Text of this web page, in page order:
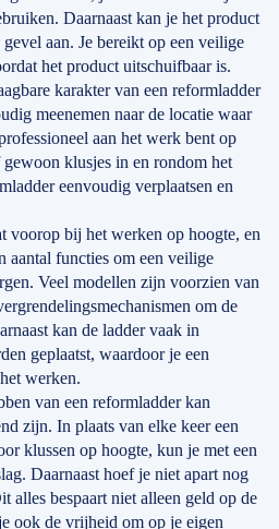
Daarnaast kan je het product
aan. Je bereikt op een veilige
het product uitschuifbaar is.
karakter van een reformladder
meenemen naar de locatie waar
aan het werk bent op
klusjes in en rondom het
eenvoudig verplaatsen en
voorop bij het werken op hoogte, en
aantal functies om een veilige
Veel modellen zijn voorzien van
om de
kan de ladder vaak in
geplaatst, waardoor je een
werken.
van een reformladder kan
zijn. In plaats van elke keer een
klussen op hoogte, kun je met een
Daarnaast hoef je niet apart nog
alles bespaart niet alleen geld op de
ook de vrijheid om op je eigen